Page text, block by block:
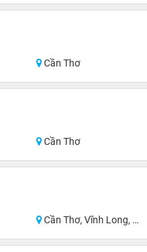
Cần Thơ
Cần Thơ
Cần Thơ, Vĩnh Long, An Giang